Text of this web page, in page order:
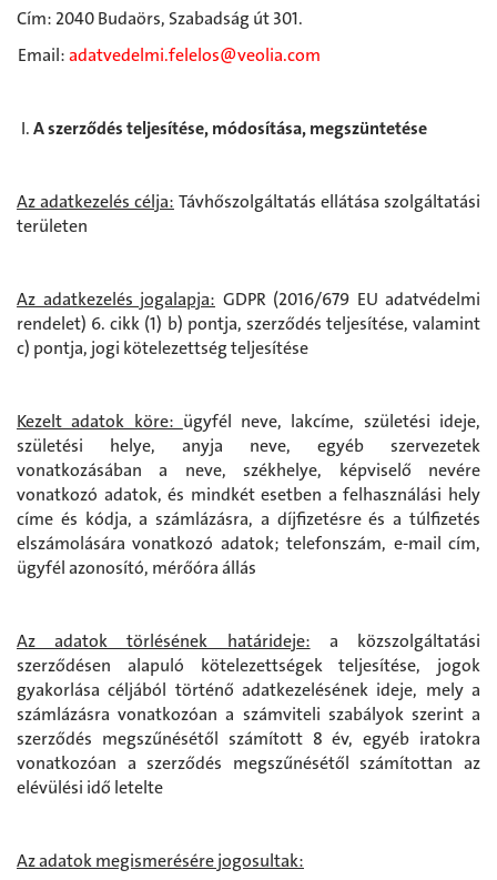
Cím: 2040 Budaörs, Szabadság út 301.
Email:adatvedelmi.felelos@veolia.com
A szerződés teljesítése, módosítása, megszüntetése
Az adatkezelés célja: Távhőszolgáltatás ellátása szolgáltatási
területen
Az adatkezelés jogalapja: GDPR (2016/679 EU adatvédelmi
rendelet) 6. cikk (1) b) pontja, szerződés teljesítése, valamint
c) pontja, jogi kötelezettség teljesítése
Kezelt adatok köre: ügyfél neve, lakcíme, születési ideje,
születési helye, anyja neve, egyéb szervezetek
vonatkozásában a neve, székhelye, képviselő nevére
vonatkozó adatok, és mindkét esetben a felhasználási hely
címe és kódja, a számlázásra, a díjfizetésre és a túlfizetés
elszámolására vonatkozó adatok; telefonszám, e-mail cím,
ügyfél azonosító, mérőóra állás
Az adatok törlésének határideje: a közszolgáltatási
szerződésen alapuló kötelezettségek teljesítése, jogok
gyakorlása céljából történő adatkezelésének ideje, mely a
számlázásra vonatkozóan a számviteli szabályok szerint a
szerződés megszűnésétől számított 8 év, egyéb iratokra
vonatkozóan a szerződés megszűnésétől számítottan az
elévülési idő letelte
Az adatok megismerésére jogosultak: